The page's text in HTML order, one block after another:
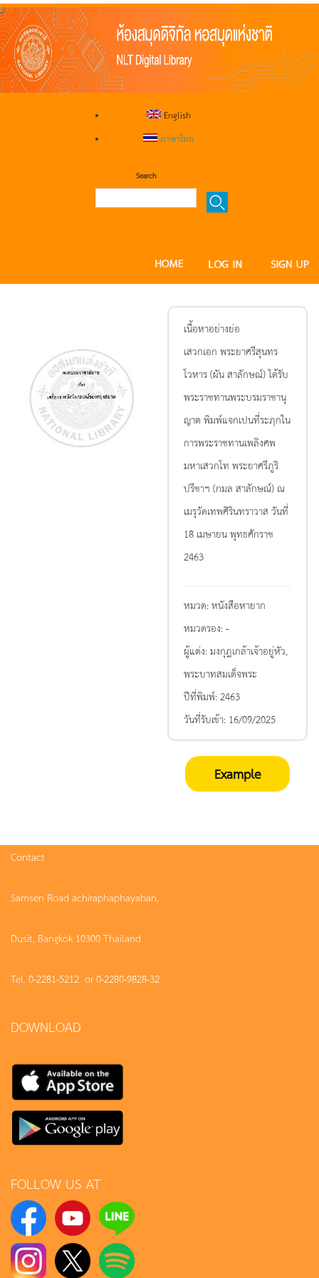
English
ภาษาไทย
Search
เนื้อหาอย่างย่อ
เสวกเอก พระยาศรีสุนทร
โวหาร (ผัน สาลักษณ์) ได้รับ
พระราชทานพระบรมราชานุ
ญาต พิมพ์แจกเปนที่ระฦกใน
การพระราชทานเพลิงศพ
มหาเสวกโท พระยาศรีภูริ
ปรีชาฯ (กมล สาลักษณ์) ณ
เมรุวัดเทพศิรินทราวาส วันที่
18 เมษายน พุทธศักราช
2463
หมวด:หนังสือหายาก
หมวดรอง:-
ผู้แต่ง:มงกุฎเกล้าเจ้าอยู่หัว,
พระบาทสมเด็จพระ
ปีที่พิมพ์:2463
วันที่รับเข้า: 16/09/2025
Example
Contact
Samsen Road achiraphaphayaban,
Dusit, Bangkok 10300 Thailand
Tel. 0-2281-5212 or 0-2280-9828-32
DOWNLOAD
FOLLOW US AT